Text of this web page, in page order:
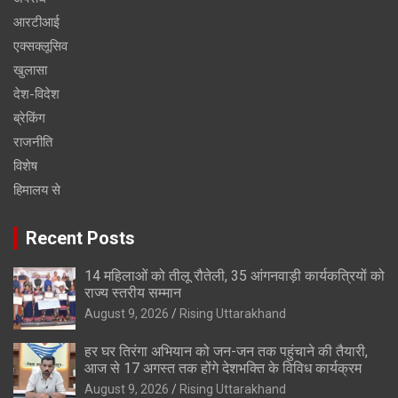
आरटीआई
एक्सक्लूसिव
खुलासा
देश-विदेश
ब्रेकिंग
राजनीति
विशेष
हिमालय से
Recent Posts
14 महिलाओं को तीलू रौतेली, 35 आंगनवाड़ी कार्यकत्रियों को
राज्य स्तरीय सम्मान
August 9, 2026 Rising Uttarakhand
हर घर तिरंगा अभियान को जन-जन तक पहुंचाने की तैयारी,
आज से 17 अगस्त तक होंगे देशभक्ति के विविध कार्यक्रम
August 9, 2026 Rising Uttarakhand